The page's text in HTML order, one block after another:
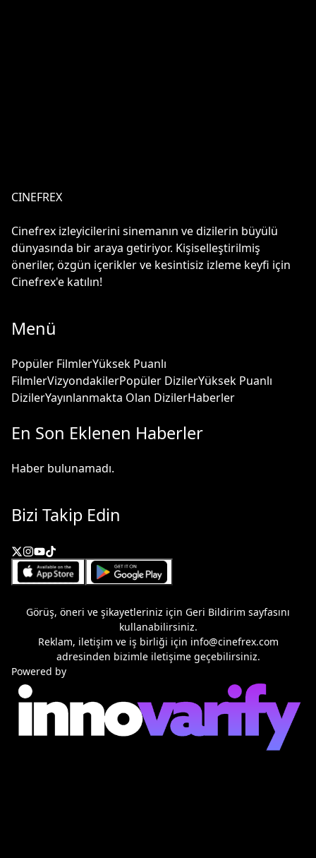
CINEFREX
Cinefrex izleyicilerini sinemanın ve dizilerin büyülü
dünyasında bir araya getiriyor. Kişiselleştirilmiş
öneriler, özgün içerikler ve kesintisiz izleme keyfi için
Cinefrex'e katılın!
Menü
Popüler FilmlerYüksek Puanlı
FilmlerVizyondakilerPopüler DizilerYüksek Puanlı
DizilerYayınlanmakta Olan DizilerHaberler
En Son Eklenen Haberler
Haber bulunamadı.
Bizi Takip Edin
Görüş, öneri ve şikayetleriniz için Geri Bildirim sayfasını
kullanabilirsiniz.
Reklam, iletişim ve iş birliği için info@cinefrex.com
adresinden bizimle iletişime geçebilirsiniz.
Powered by